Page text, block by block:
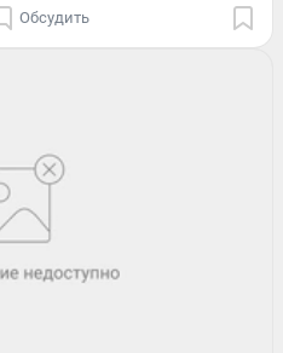
Обсудить